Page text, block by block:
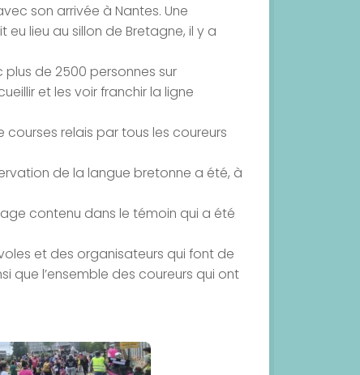
son arrivée à Nantes. Une
lieu au sillon de Bretagne, il y a
plus de 2500 personnes sur
et les voir franchir la ligne
relais par tous les coureurs
de la langue bretonne a été, à
contenu dans le témoin qui a été
et des organisateurs qui font de
que l’ensemble des coureurs qui ont